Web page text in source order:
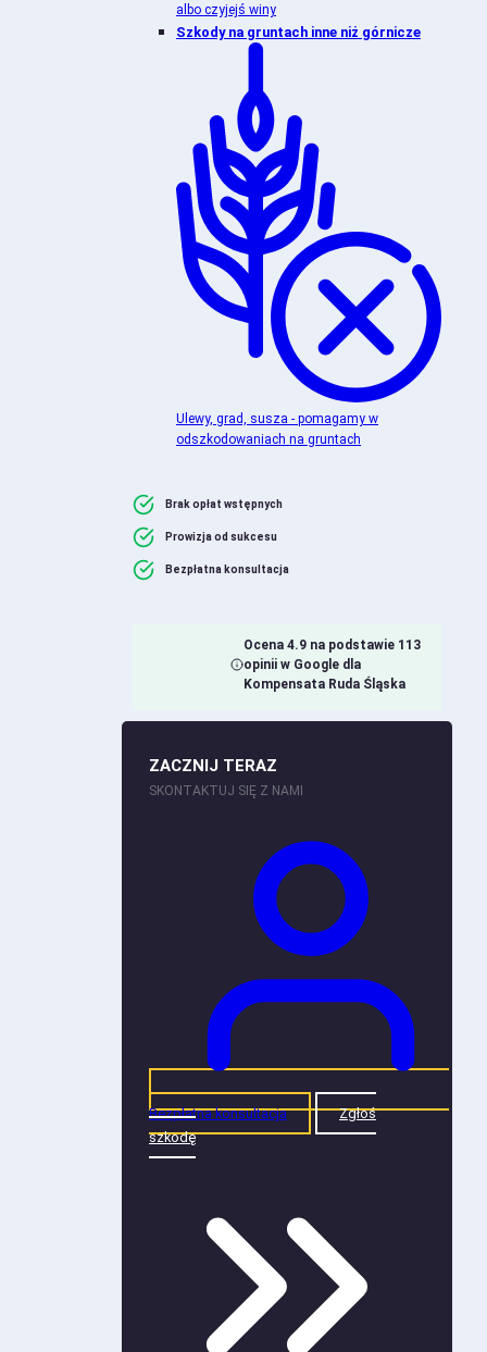
albo czyjejś winy
Szkody na gruntach inne niż górnicze
Ulewy, grad, susza - pomagamy w
odszkodowaniach na gruntach
Brak opłat wstępnych
Prowizja od sukcesu
Bezpłatna konsultacja
Ocena 4.9 na podstawie 113
opinii w Google dla
Kompensata Ruda Śląska
ZACZNIJ TERAZ
SKONTAKTUJ SIĘ Z NAMI
Bezpłatna konsultacja
Zgłoś
szkodę